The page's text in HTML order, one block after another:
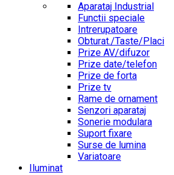
Aparataj Industrial
Functii speciale
Intrerupatoare
Obturat./Taste/Placi
Prize AV/difuzor
Prize date/telefon
Prize de forta
Prize tv
Rame de ornament
Senzori aparataj
Sonerie modulara
Suport fixare
Surse de lumina
Variatoare
Iluminat